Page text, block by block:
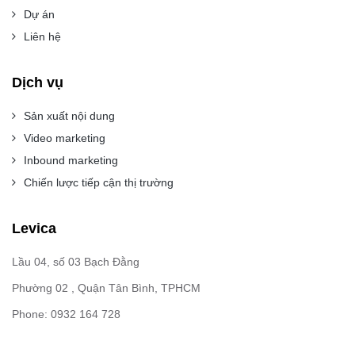
Dự án
Liên hệ
Dịch vụ
Sản xuất nội dung
Video marketing
Inbound marketing
Chiến lược tiếp cận thị trường
Levica
Lầu 04, số 03 Bạch Đằng
Phường 02 , Quận Tân Bình, TPHCM
Phone: 0932 164 728